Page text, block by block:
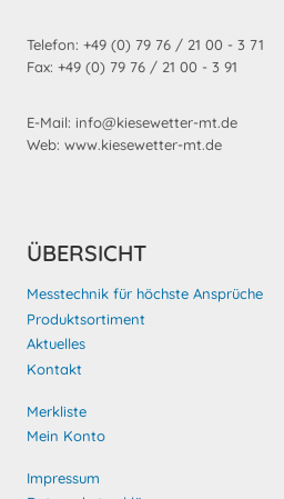
Telefon: +49 (0) 79 76 / 21 00 - 3 71
Fax: +49 (0) 79 76 / 21 00 - 3 91
E-Mail: info@kiesewetter-mt.de
Web: www.kiesewetter-mt.de
ÜBERSICHT
Messtechnik für höchste Ansprüche
Produktsortiment
Aktuelles
Kontakt
Merkliste
Mein Konto
Impressum